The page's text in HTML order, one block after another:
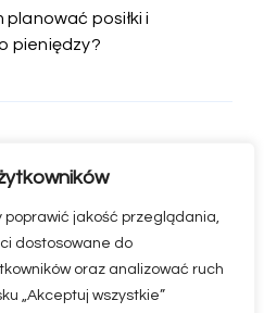
poprawić jakość przeglądania,
dostosowane do
oraz analizować ruch
„Akceptuj wszystkie”
posiłki i
pieniędzy?